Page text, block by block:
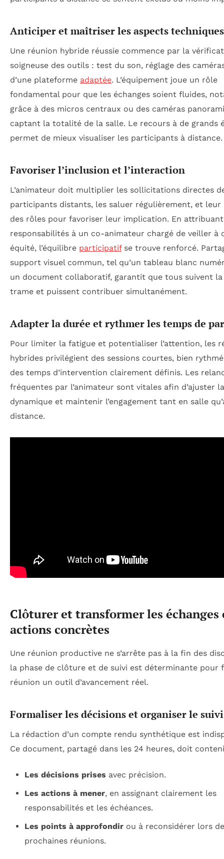
Anticiper et maîtriser les aspects techniques
Une réunion hybride réussie commence par la
soigneuse des outils : test du son, réglage des
d’une plateforme adaptée. L’équipement joue un rôle
fondamental pour que les échanges soient fluides,
grâce à des micros centraux ou des caméras
captant la totalité de la salle. Le recours à de grands
permet de mieux visualiser les participants à distance.
Favoriser l’inclusion et l’interaction
L’animateur doit multiplier les sollicitations directes
participants distants, les saluer régulièrement, et leur
des rôles pour favoriser leur implication. En
responsabilités à un co-animateur chargé de veiller à
équité, l’équilibre participatifse trouve renforcé.
support visuel commun, tel qu’un tableau blanc
un document collaboratif, garantit que tous suivent la
trame et puissent contribuer simultanément.
Adapter la durée et rythmer les temps de
Pour limiter la fatigue et potentialiser l’attention, les
hybrides privilégient des sessions courtes, bien
des temps d’intervention clairement définis. Les
fréquentes par l’animateur sont vitales afin d’ajuster la
dynamique et maintenir l’engagement tant en salle
distance.
Clôturer et transformer les échanges
actions concrètes
Une réunion productive ne s’arrête pas à la fin des
la phase de clôture et de suivi est déterminante pour
réunion un outil d’avancement réel.
Formaliser les décisions et organiser le suivi
La rédaction d’un compte rendu synthétique est
Ce document, partagé dans les 24 heures, doit
Les décisions prises avec précision.
Les actions à mener, en assignant clairement les
responsabilités et les échéances.
Les points à approfondirou à reconsidérer lors
prochaines réunions.